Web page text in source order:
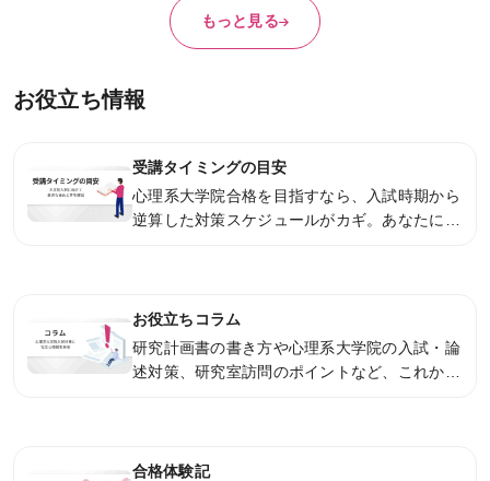
もっと見る
お役立ち情報
受講タイミングの目安
心理系大学院合格を目指すなら、入試時期から
逆算した対策スケジュールがカギ。あなたに最
お役立ちコラム
研究計画書の書き方や心理系大学院の入試・論
述対策、研究室訪問のポイントなど、これから
合格体験記